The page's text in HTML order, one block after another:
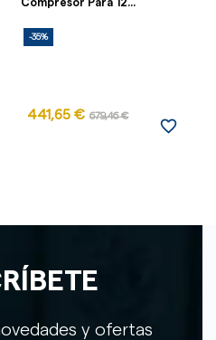
Compresor Para 12...
-35%
441,65 € 679,46 €
favorite_border
y ofertas